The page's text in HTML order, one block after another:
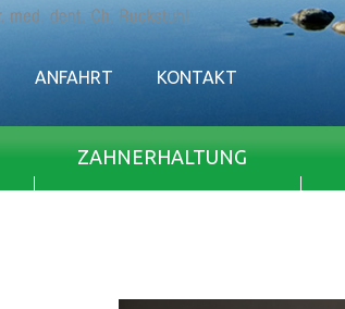
ANFAHRT KONTAKT
ZAHNERHALTUNG